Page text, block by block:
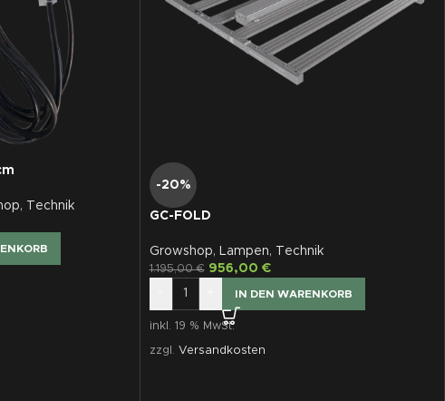
, Technik
-20%
GC-FOLD
Growshop, Lampen, Technik
1.195,00€ 956,00 €
IN DEN WARENKORB
inkl. 19 % MwSt.
zzgl. Versandkosten